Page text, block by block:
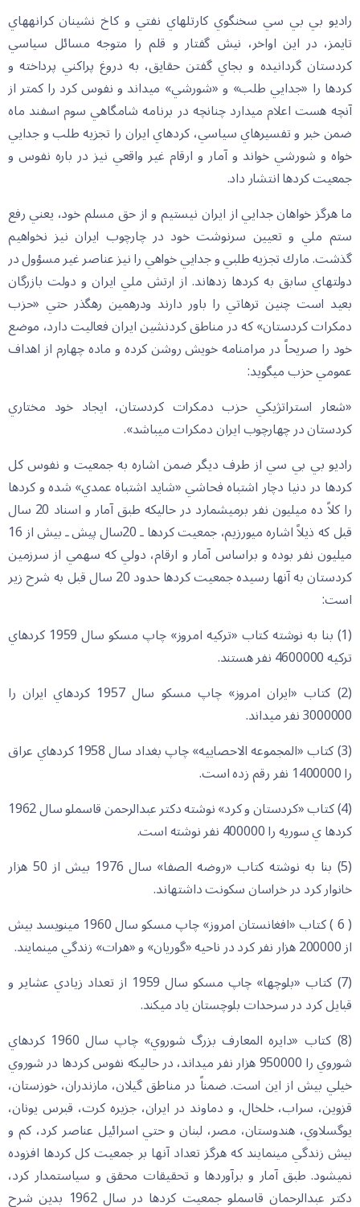
راديو بي بي سي سخنگوي كارتلهاي نفتي و كاخ نشينان كرانه‏هاي
تايمز، در اين اواخر، نيش گفتار و قلم را متوجه مسائل سياسي
كردستان گردانيده و بجاي گفتن حقايق، به دروغ پراكني پرداخته و
كردها را «جدايي طلب» و «شورشي» مي‏داند و نفوس كرد را كمتر از
آنچه هست اعلام مي‏دارد چنانچه در برنامه شامگاهي سوم اسفند ماه
ضمن خبر و تفسيرهاي سياسي، كردهاي ايران را تجزيه طلب و جدايي
خواه و شورشي خواند و آمار و ارقام غير واقعي نيز در باره نفوس و
جمعيت كردها انتشار داد.
ما هرگز خواهان جدايي از ايران نيستيم و از حق مسلم خود، يعني رفع
ستم ملي و تعيين سرنوشت خود در چارچوب ايران نيز نخواهيم
گذشت. مارك تجزيه طلبي و جدايي خواهي را نيز عناصر غير مسؤول در
دولتهاي سابق به كردها زده‏اند. از ارتش ملي ايران و دولت بازرگان
بعيد است چنين ترهاتي را باور دارند ودرهمين رهگذر حتي «حزب
دمكرات كردستان» كه در مناطق كردنشين ايران فعاليت دارد، موضع
خود را صريحاً در مرامنامه خويش روشن كرده و ماده چهارم از اهداف
عمومي حزب مي‏گويد:
«شعار استراتژيكي حزب دمكرات كردستان، ايجاد خود مختاري
كردستان در چهارچوب ايران دمكرات ميباشد».
راديو بي بي سي از طرف ديگر ضمن اشاره به جمعيت و نفوس كل
كردها در دنيا دچار اشتباه فحاشي «شايد اشتباه عمدي» شده و كردها
را كلاً ده ميليون نفر برمي‏شمارد در حاليكه طبق آمار و اسناد 20 سال
قبل كه ذيلاً اشاره مي‏ورزيم، جمعيت كردها ـ 20سال پيش ـ بيش از 16
ميليون نفر بوده و براساس آمار و ارقام، دولي كه سهمي از سرزمين
كردستان به آنها رسيده جمعيت كردها حدود 20 سال قبل به شرح زير
است:
(1) بنا به نوشته كتاب «تركيه امروز» چاپ مسكو سال 1959 كردهاي
تركيه 4600000 نفر هستند.
(2) كتاب «ايران امروز» چاپ مسكو سال 1957 كردهاي ايران را
3000000 نفر مي‏داند.
(3) كتاب «المجموعه الاحصاييه» چاپ بغداد سال 1958 كردهاي عراق
را 1400000 نفر رقم زده است.
(4) كتاب «كردستان و كرد» نوشته دكتر عبدالرحمن قاسملو سال 1962
كردها ي سوريه را 400000 نفر نوشته است.
(5) بنا به نوشته كتاب «روضه الصفا» سال 1976 بيش از 50 هزار
خانوار كرد در خراسان سكونت داشته‏اند.
( 6 ) كتاب «افغانستان امروز» چاپ مسكو سال 1960 مي‏نويسد بيش
از 200000 هزار نفر كرد در ناحيه «گوريان» و «هرات» زندگي مينمايند.
(7) كتاب «بلوچها» چاپ مسكو سال 1959 از تعداد زيادي عشاير و
قبايل كرد در سرحدات بلوچستان ياد مي‏كند.
(8) كتاب «دايره المعارف بزرگ شوروي» چاپ سال 1960 كردهاي
شوروي را 950000 هزار نفر ميداند، در حاليكه نفوس كردها در شوروي
خيلي بيش از اين است. ضمناً در مناطق گيلان، مازندران، خوزستان،
قزوين، سراب، خلخال، و دماوند در ايران، جزيره كرت، قبرس يونان،
يوگسلاوي، هندوستان، مصر، لبنان و حتي اسرائيل عناصر كرد، كم و
بيش زندگي مي‏نمايند كه هرگز تعداد آنها بر جمعيت كل كردها افزوده
نميشود. طبق آمار و برآوردها و تحقيقات محقق و سياستمدار كرد،
دكتر عبدالرحمان قاسملو جمعيت كردها در سال 1962 بدين شرح